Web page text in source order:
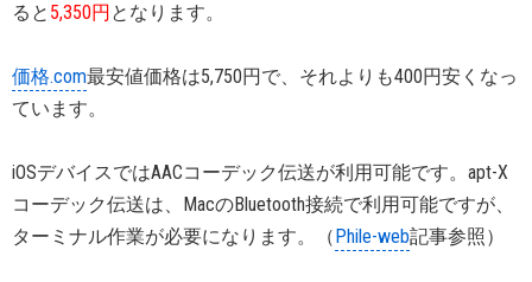
ると 5,350円となります。
価格.com最安値価格は5,750円で、それよりも400円安くなっ
ています。
iOSデバイスではAACコーデック伝送が利用可能です。apt-X
コーデック伝送は、MacのBluetooth接続で利用可能ですが、
ターミナル作業が必要になります。（Phile-web記事参照）